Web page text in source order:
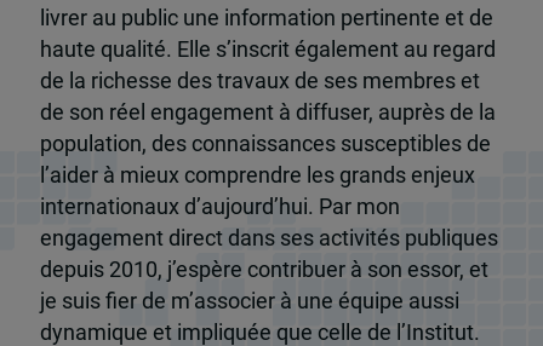
livrer au public une information pertinente et de
haute qualité. Elle s’inscrit également au regard
de la richesse des travaux de ses membres et
de son réel engagement à diffuser, auprès de la
population, des connaissances susceptibles de
l’aider à mieux comprendre les grands enjeux
internationaux d’aujourd’hui. Par mon
engagement direct dans ses activités publiques
depuis 2010, j’espère contribuer à son essor, et
je suis fier de m’associer à une équipe aussi
dynamique et impliquée que celle de l’Institut.